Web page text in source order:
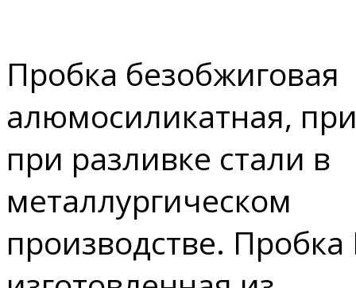
Пробка безобжиговая
алюмосиликатная,
при разливке стали в
металлургическом
производстве.